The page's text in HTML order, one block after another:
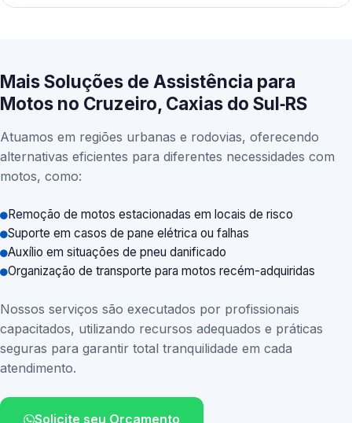
Mais Soluções de Assistência para
Motos no Cruzeiro, Caxias do Sul‑RS
Atuamos em regiões urbanas e rodovias, oferecendo
alternativas eficientes para diferentes necessidades com
motos, como:
Remoção de motos estacionadas em locais de risco
Suporte em casos de pane elétrica ou falhas
Auxílio em situações de pneu danificado
Organização de transporte para motos recém-adquiridas
Nossos serviços são executados por profissionais
capacitados, utilizando recursos adequados e práticas
seguras para garantir total tranquilidade em cada
atendimento.
Solicite seu Orçamento